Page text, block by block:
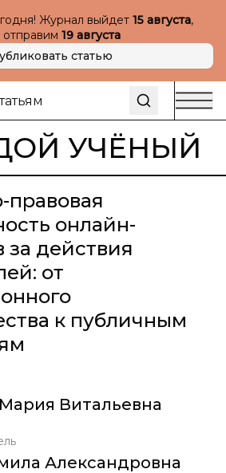
Журнал выйдет 15 августа,
отправим 19 августа
статью
УЧЁНЫЙ
правовая
онлайн-
за действия
от
к публичным
Витальевна
Александровна